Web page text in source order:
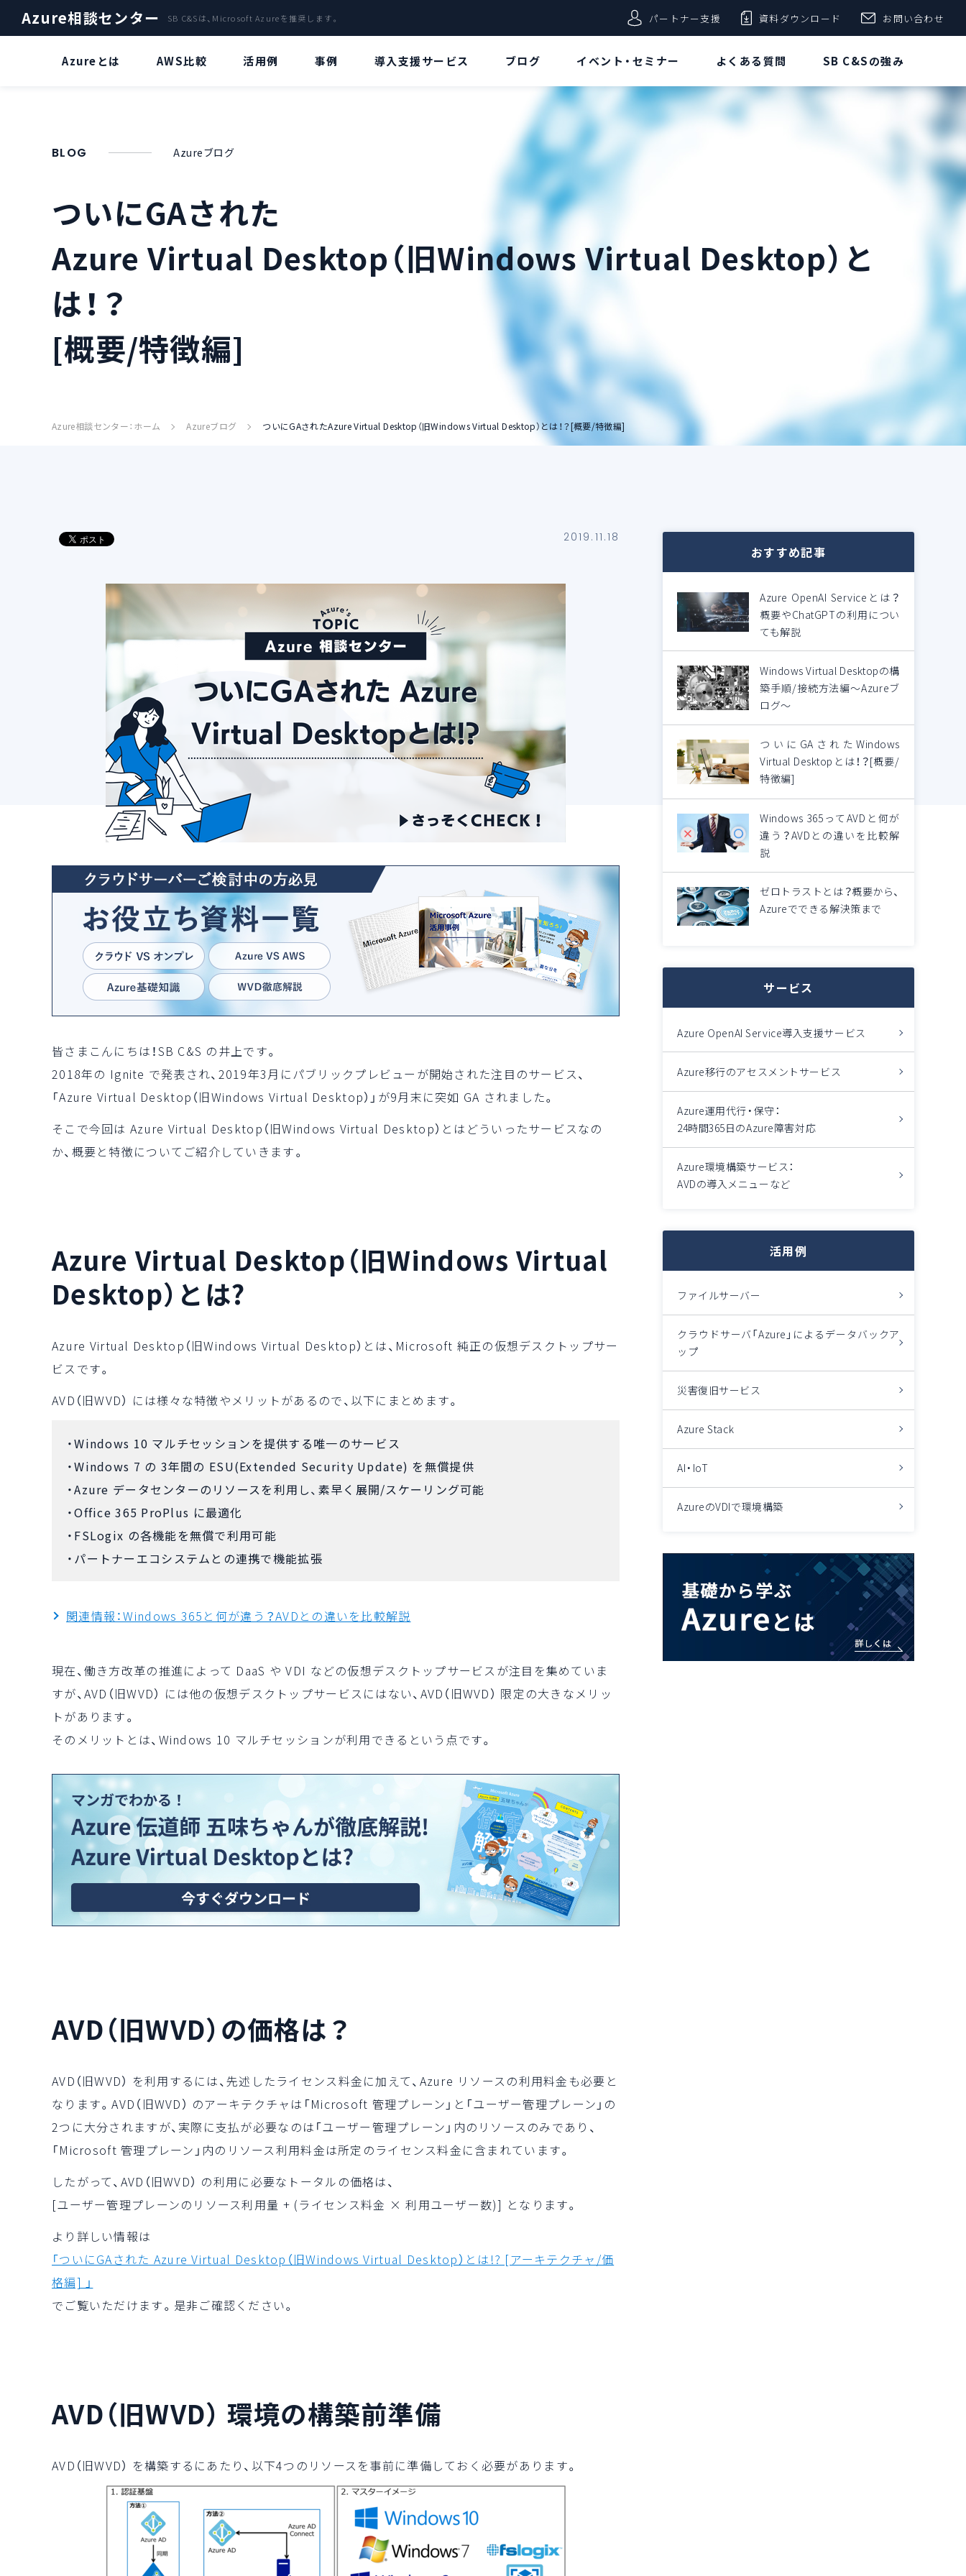
Azure相談センター SB C&Sは、Microsoft Azureを推奨します。 パートナー支援 資料ダウンロード お問い合わせ
Azureとは AWS比較 活用例
クラウドサーバ「Azure」によるデータ
バックアップ
Azure Stack
AI・IoT
AzureのVDIで環境構築
事例 導入支援サービス ブログ
Azure OpenAI Serviceとは？
Azure OpenAI Serviceのビジネス
Azure OpenAI Serviceリソースデ
編]
Azure Virtual
リソースグループ
イベント・セミナー よくある質問 SB C&Sの強み
BLOG Azureブログ
ついにGAされた
Azure Virtual Desktop（旧Windows Virtual Desktop）と
は！？
[概要/特徴編]
Azure相談センター：ホーム Azureブログ ついにGAされたAzure Virtual Desktop（旧Windows Virtual Desktop）とは！？[概要/特徴編]
2019.11.18
皆さまこんにちは！SB C&S の井上です。
2018年の Ignite で発表され、2019年3月にパブリックプレビューが開始された注目のサービス、
「Azure Virtual Desktop（旧Windows Virtual Desktop）」が9月末に突如 GA されました。
そこで今回は Azure Virtual Desktop（旧Windows Virtual Desktop）とはどういったサービスなの
か、概要と特徴についてご紹介していきます。
Azure Virtual Desktop（旧Windows Virtual
Desktop）とは?
Azure Virtual Desktop（旧Windows Virtual Desktop）とは、Microsoft 純正の仮想デスクトップサー
ビスです。
AVD（旧WVD） には様々な特徴やメリットがあるので、以下にまとめます。
Windows 10 マルチセッションを提供する唯一のサービス
Windows 7 の 3年間の ESU(Extended Security Update) を無償提供
Azure データセンターのリソースを利用し、素早く展開/スケーリング可能
Office 365 ProPlus に最適化
FSLogix の各機能を無償で利用可能
パートナーエコシステムとの連携で機能拡張
関連情報：Windows 365と何が違う？AVDとの違いを比較解説
現在、働き方改革の推進によって DaaS や VDI などの仮想デスクトップサービスが注目を集めていま
すが、AVD（旧WVD） には他の仮想デスクトップサービスにはない、AVD（旧WVD） 限定の大きなメリッ
トがあります。
そのメリットとは、 Windows 10 マルチセッションが利用できる という点です。
AVD（旧WVD）の価格は？
AVD（旧WVD） を利用するには、先述したライセンス料金に加えて、Azure リソースの利用料金も必要と
なります。AVD（旧WVD） のアーキテクチャは「Microsoft 管理プレーン」と「ユーザー管理プレーン」の
2つに大分されますが、実際に支払が必要なのは「ユーザー管理プレーン」内のリソースのみであり、
「Microsoft 管理プレーン」内のリソース利用料金は所定のライセンス料金に含まれています。
したがって、AVD（旧WVD） の利用に必要なトータルの価格は、
[ユーザー管理プレーンのリソース利用量 + (ライセンス料金 × 利用ユーザー数)] となります。
より詳しい情報は
「ついにGAされた Azure Virtual Desktop（旧Windows Virtual Desktop）とは!? [アーキテクチャ/価
格編] 」
でご覧いただけます。是非ご確認ください。
AVD（旧WVD） 環境の構築前準備
AVD（旧WVD） を構築するにあたり、以下4つのリソースを事前に準備しておく必要があります。
おすすめ記事
Azure OpenAI Serviceとは？
概要やChatGPTの利用につい
ても解説
Windows Virtual Desktopの構
築手順/接続方法編～Azureブ
ログ～
ついにGAされたWindows
Virtual Desktopとは！？[概要/
特徴編]
Windows 365ってAVDと何が
違う？AVDとの違いを比較解
説
ゼロトラストとは？概要から、
Azureでできる解決策まで
サービス
Azure OpenAI Service導入支援サービス
Azure移行のアセスメントサービス
Azure運用代行・保守：
24時間365日のAzure障害対応
Azure環境構築サービス：
AVDの導入メニューなど
活用例
ファイルサーバー
クラウドサーバ「Azure」によるデータバックア
ップ
災害復旧サービス
Azure Stack
AI・IoT
AzureのVDIで環境構築